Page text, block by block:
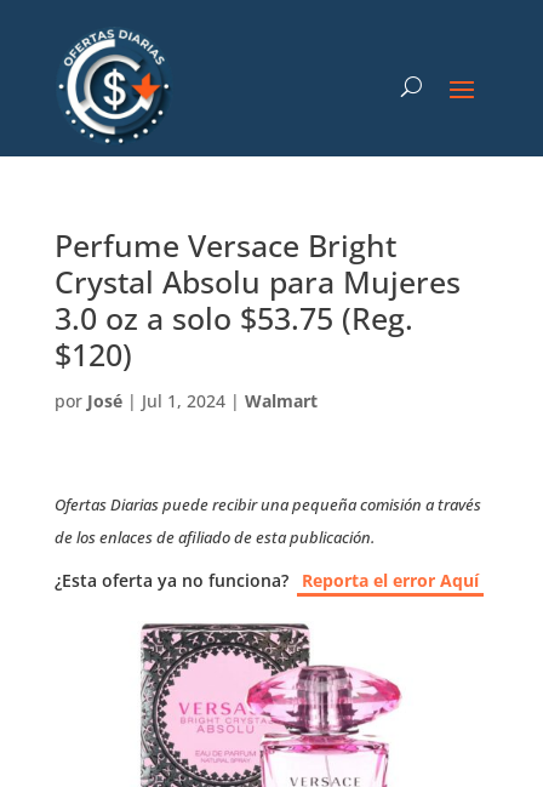
Perfume Versace Bright
Crystal Absolu para Mujeres
3.0 oz a solo $53.75 (Reg.
$120)
por José| Jul 1, 2024| Walmart
Ofertas Diarias puede recibir una pequeña comisión a través
de los enlaces de afiliado de esta publicación.
¿Esta oferta ya no funciona? Reporta el error Aquí